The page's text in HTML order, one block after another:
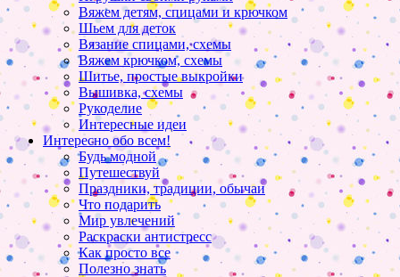
Вяжем детям, спицами и крючком
Шьем для деток
Вязание спицами, схемы
Вяжем крючком, схемы
Шитье, простые выкройки
Вышивка, схемы
Рукоделие
Интересные идеи
Интересно обо всем!
Будь модной
Путешествуй
Праздники, традиции, обычаи
Что подарить
Мир увлечений
Раскраски антистресс
Как просто все
Полезно знать